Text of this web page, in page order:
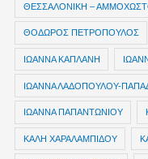
ΘΕΣΣΑΛΟΝΙΚΗ –
ΘΟΔΩΡΟΣ ΠΕΤΡΟΠΟΥΛΟΣ
ΙΩΑΝΝΑ ΚΑΠΛΑΝΗ
ΙΩΑΝΝΑ ΛΑΔΟΠΟΥΛΟΥ-
ΙΩΑΝΝΑ ΠΑΠΑΝΤΩΝΙΟΥ
ΚΑΛΗ ΧΑΡΑΛΑΜΠΙΔΟΥ